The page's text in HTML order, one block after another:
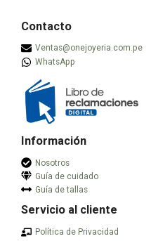
elegir
Contacto
Ventas@onejoyeria.com.pe
WhatsApp
Información
Nosotros
Guía de cuidado
Guía de tallas
Servicio al cliente
Política de Privacidad